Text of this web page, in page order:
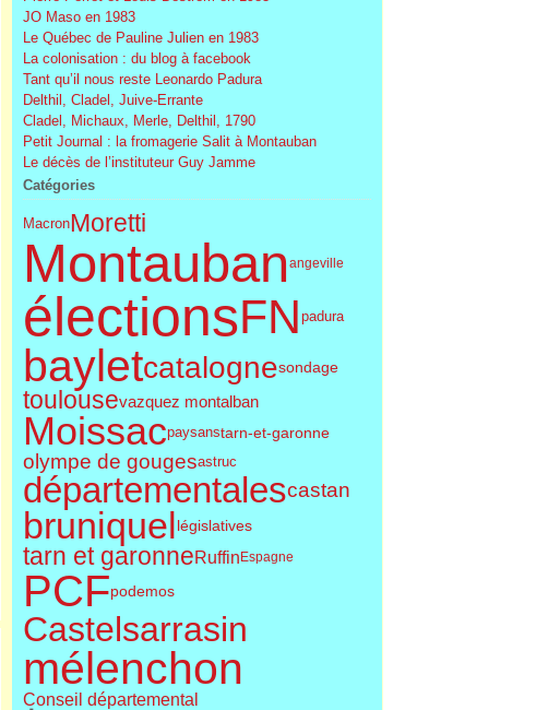
JO Maso en 1983
Le Québec de Pauline Julien en 1983
La colonisation : du blog à facebook
Tant qu’il nous reste Leonardo Padura
Delthil, Cladel, Juive-Errante
Cladel, Michaux, Merle, Delthil, 1790
Petit Journal : la fromagerie Salit à Montauban
Le décès de l’instituteur Guy Jamme
Catégories
MacronMoretti
Montauban angeville
électionsFN padura
bayletcatalognesondage
toulousevazquez montalban
Moissacpaysanstarn-et-garonne
olympe de gougesastruc
départementalescastan
bruniquellégislatives
tarn et garonneRuffinEspagne
PCFpodemos
Castelsarrasin
mélenchon
Conseil départemental